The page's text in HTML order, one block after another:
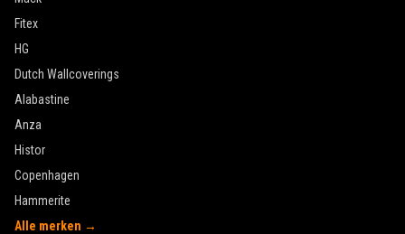
Fitex
HG
Dutch Wallcoverings
Alabastine
Anza
Histor
Copenhagen
Hammerite
Alle merken →